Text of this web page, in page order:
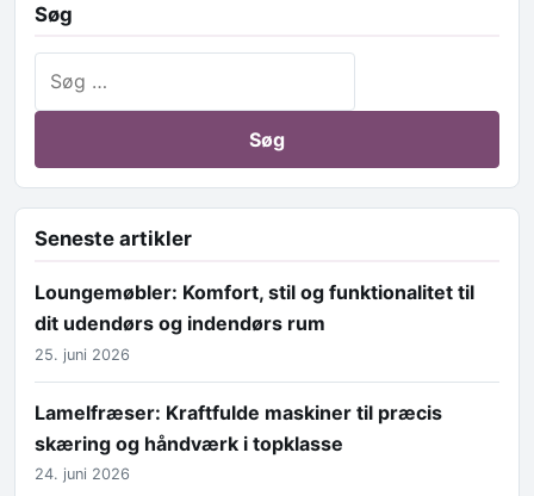
Søg
Seneste artikler
Loungemøbler: Komfort, stil og funktionalitet til
dit udendørs og indendørs rum
25. juni 2026
Lamelfræser: Kraftfulde maskiner til præcis
skæring og håndværk i topklasse
24. juni 2026